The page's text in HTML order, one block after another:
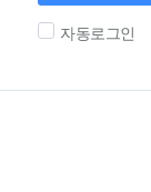
자동로그인